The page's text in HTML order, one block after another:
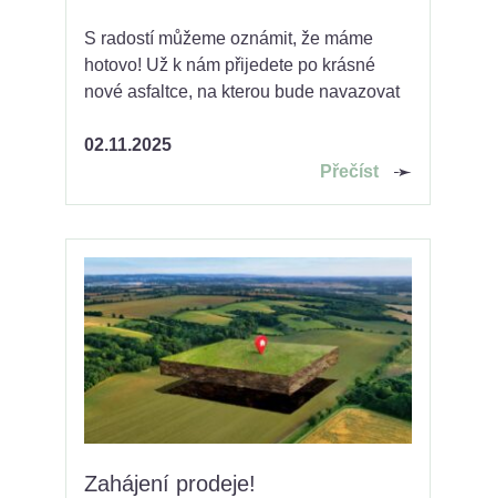
S radostí můžeme oznámit, že máme
hotovo! Už k nám přijedete po krásné
nové asfaltce, na kterou bude navazovat
02.11.2025
Přečíst
Zahájení prodeje!